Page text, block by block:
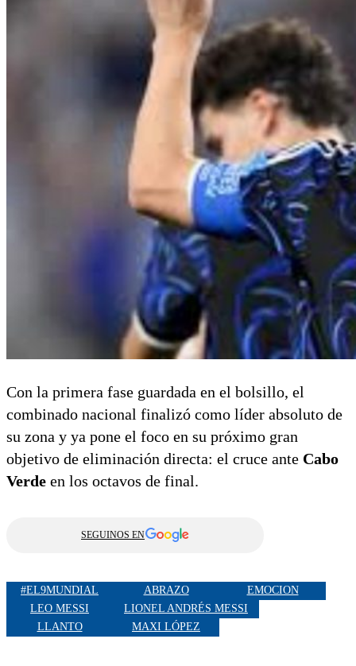
Con la primera fase guardada en el bolsillo, el
combinado nacional finalizó como líder absoluto de
su zona y ya pone el foco en su próximo gran
objetivo de eliminación directa: el cruce ante Cabo
Verde en los octavos de final.
SEGUINOS EN
#EL9MUNDIAL ABRAZO
EMOCION
LEO MESSI
LIONEL ANDRÉS MESSI
LLANTO
MAXI LÓPEZ